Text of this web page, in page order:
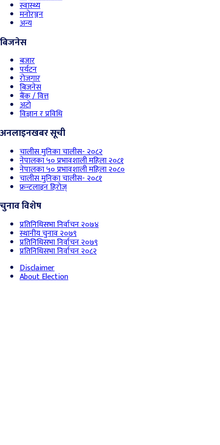
स्वास्थ्य
मनोरञ्जन
अन्य
बिजनेस
बजार
पर्यटन
रोजगार
बिजनेस
बैंक / वित्त
अटो
विज्ञान र प्रविधि
अनलाइनखबर सूची
चालीस मुनिका चालीस- २०८२
नेपालका ५० प्रभावशाली महिला २०८१
नेपालका ५० प्रभावशाली महिला २०८०
चालीस मुनिका चालीस- २०८१
फ्रन्टलाइन हिरोज्
चुनाव विशेष
प्रतिनिधिसभा निर्वाचन २०७४
स्थानीय चुनाव २०७९
प्रतिनिधिसभा निर्वाचन २०७९
प्रतिनिधिसभा निर्वाचन २०८२
Disclaimer
About Election